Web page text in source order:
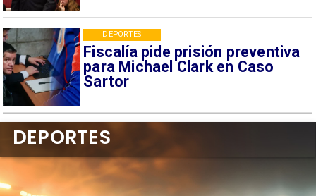
Fiscalía pide prisión preventiva
para Michael Clark en Caso
Sartor
DEPORTES
DEPORTES